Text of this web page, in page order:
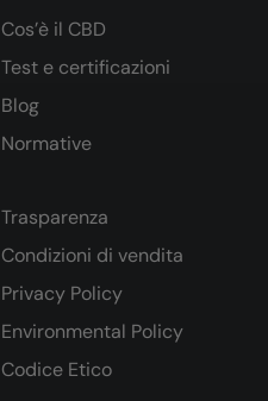
Cos’è il CBD
Test e certificazioni
Blog
Normative
Trasparenza
Condizioni di vendita
Privacy Policy
Environmental Policy
Codice Etico